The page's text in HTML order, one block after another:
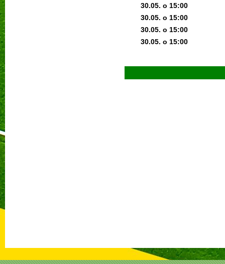
30.05. o 15:00
30.05. o 15:00
30.05. o 15:00
30.05. o 15:00